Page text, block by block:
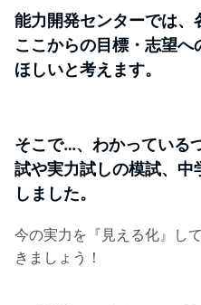
能力開発センターでは、
ここからの目標・志望
ほしいと考えます。
そこで…、 わかっている
試や実力試しの模試、
しました。
今の実力を『見える化』し
きましょう！